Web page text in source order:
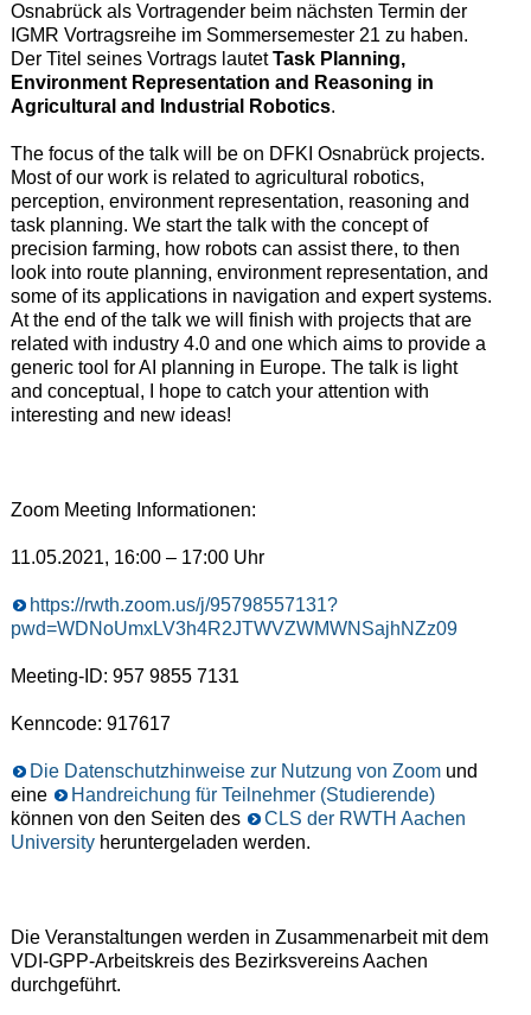
Osnabrück als Vortragender beim nächsten Termin der
IGMR Vortragsreihe im Sommersemester 21 zu haben.
Der Titel seines Vortrags lautetTask Planning,
Environment Representation and Reasoning in
Agricultural and Industrial Robotics.
The focus of the talk will be on DFKI Osnabrück projects.
Most of our work is related to agricultural robotics,
perception, environment representation, reasoning and
task planning. We start the talk with the concept of
precision farming, how robots can assist there, to then
look into route planning, environment representation, and
some of its applications in navigation and expert systems.
At the end of the talk we will finish with projects that are
related with industry 4.0 and one which aims to provide a
generic tool for AI planning in Europe. The talk is light
and conceptual, I hope to catch your attention with
interesting and new ideas!
Zoom Meeting Informationen:
11.05.2021, 16:00 – 17:00 Uhr
https://rwth.zoom.us/j/95798557131?
pwd=WDNoUmxLV3h4R2JTWVZWMWNSajhNZz09
Meeting-ID: 957 9855 7131
Kenncode: 917617
Die Datenschutzhinweise zur Nutzung von Zoom und
eine
Handreichung für Teilnehmer (Studierende)
können von den Seiten des
CLS der RWTH Aachen
Universityheruntergeladen werden.
Die Veranstaltungen werden in Zusammenarbeit mit dem
VDI-GPP-Arbeitskreis des Bezirksvereins Aachen
durchgeführt.